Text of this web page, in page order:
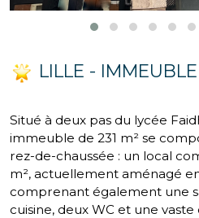
LILLE -
Situé à deux pas du lycée
immeuble de 231 m² se
rez-de-chaussée : un local
m², actuellement aménagé
comprenant également une
cuisine, deux WC et une